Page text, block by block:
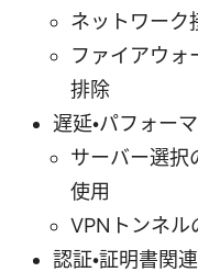
ネットワーク
ファイアウォ
排除
遅延・パフォー
サーバー選択
使用
VPNトンネル
認証・証明書関連